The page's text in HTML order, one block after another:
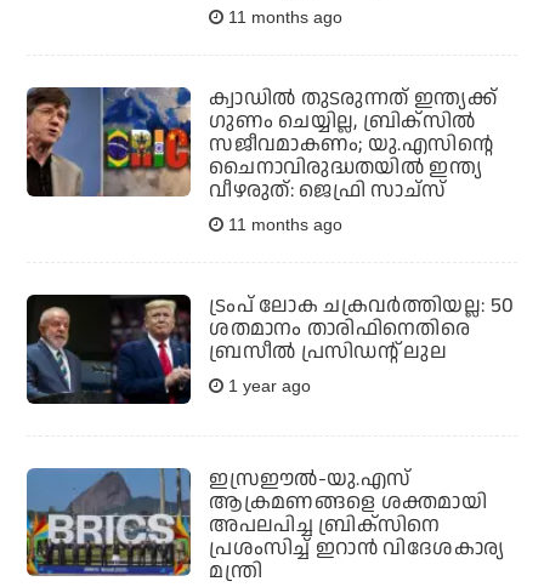
11 months ago
ക്വാഡില്‍ തുടരുന്നത് ഇന്ത്യക്ക്
ഗുണം ചെയ്യില്ല, ബ്രിക്‌സില്‍
സജീവമാകണം; യു.എസിന്റെ
ചൈനാവിരുദ്ധതയില്‍ ഇന്ത്യ
വീഴരുത്: ജെഫ്രി സാച്‌സ്
11 months ago
ട്രംപ് ലോക ചക്രവര്‍ത്തിയല്ല: 50
ശതമാനം താരിഫിനെതിരെ
ബ്രസീല്‍ പ്രസിഡന്റ് ലുല
1 year ago
ഇസ്രഈൽ-യു.എസ്
ആക്രമണങ്ങളെ ശക്തമായി
അപലപിച്ച ബ്രിക്‌സിനെ
പ്രശംസിച്ച് ഇറാൻ വിദേശകാര്യ
മന്ത്രി